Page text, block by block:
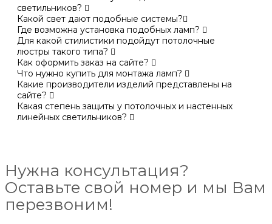
светильников?
Какой свет дают подобные системы?
Где возможна установка подобных ламп?
Для какой стилистики подойдут потолочные
люстры такого типа?
Как оформить заказ на сайте?
Что нужно купить для монтажа ламп?
Какие производители изделий представлены на
сайте?
Какая степень защиты у потолочных и настенных
линейных светильников?
Нужна консультация?
Оставьте свой номер и мы Вам
перезвоним!